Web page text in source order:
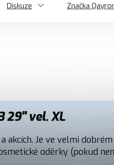
Diskuze Značka
29" vel. XL
akcích. Je ve velmi
oděrky (pokud